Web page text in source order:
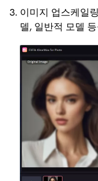
이미지 업스케일
델, 일반적 모델